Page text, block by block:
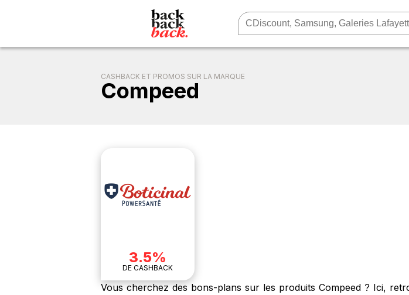
CASHBACK ET PROMOS SUR LA MARQUE
Compeed
3.5%
DE CASHBACK
Vous cherchez des bons-plans sur les produits Compeed ? Ici,